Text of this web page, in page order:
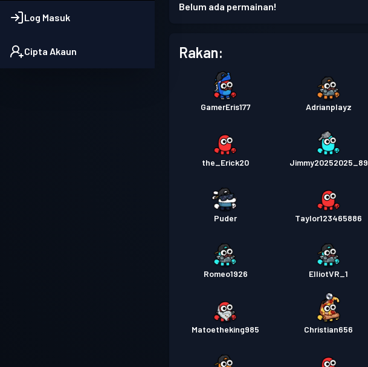
Log Masuk
Cipta Akaun
Belum ada permainan!
Rakan:
GamerEris177 Adrianplayz
the_Erick20 Jimmy20252025_89
Puder Taylor123465886
Romeo1926 ElliotVR_1
Matoetheking985 Christian656